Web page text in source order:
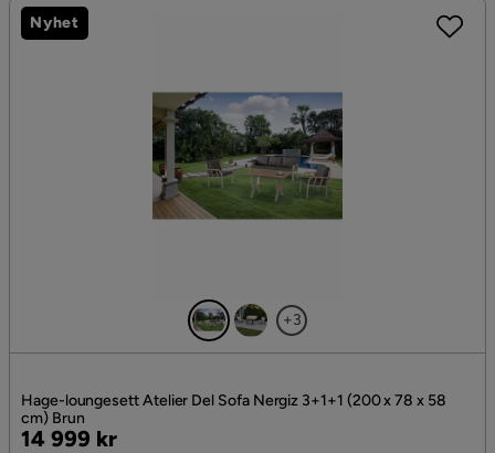
+3
Hage-loungesett Atelier Del Sofa Nergiz 3+1+1 (200 x 78 x 58
cm) Brun
Pris
14 999 kr
Nyhet